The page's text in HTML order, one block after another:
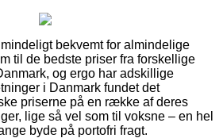
bekvemt for almindelige
til de bedste priser fra forskellige
og ergo har adskillige
i Danmark fundet det
priserne på en række af deres
lige så vel som til voksne – en hel
byde på portofri fragt.